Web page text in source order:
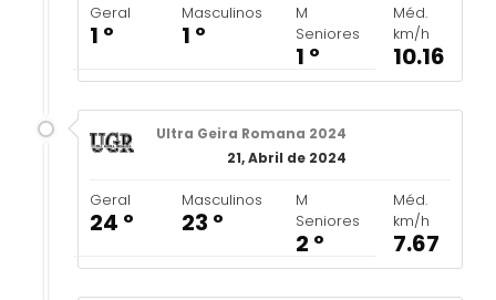
Geral
1 º
Masculinos
1 º
M
Seniores
1 º
Méd.
km/h
10.16
Ultra Geira Romana 2024
21, Abril de 2024
Geral
24 º
Masculinos
23 º
M
Seniores
2 º
Méd.
km/h
7.67